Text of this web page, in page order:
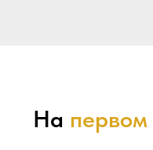
На первом